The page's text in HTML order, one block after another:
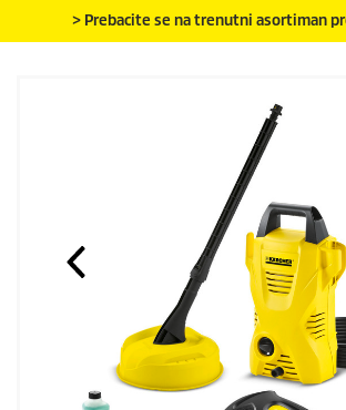
> Prebacite se na trenutni asortiman